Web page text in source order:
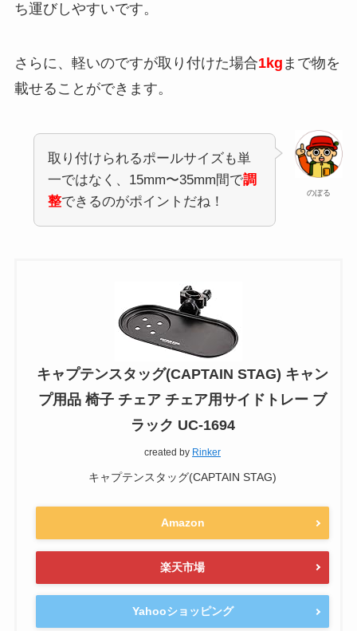
ち運びしやすいです。
さらに、軽いのですが取り付けた場合1kg まで物を
載せることができます。
のぼる
取り付けられるポールサイズも単
一ではなく、15mm〜35mm間で調
整できるのがポイントだね！
キャプテンスタッグ(CAPTAIN STAG) キャン
プ用品 椅子 チェア チェア用サイドトレー ブ
ラック UC-1694
created by Rinker
キャプテンスタッグ(CAPTAIN STAG)
Amazon
楽天市場
Yahooショッピング